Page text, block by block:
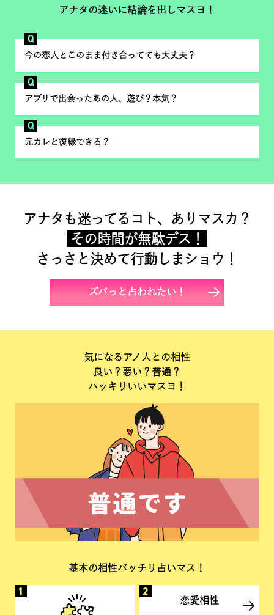
アナタの迷いに結論を出しマスヨ！
Q
今の恋人とこのまま付き合ってても大丈夫？
Q
アプリで出会ったあの人、遊び？本気？
Q
元カレと復縁できる？
アナタも迷ってるコト、ありマスカ？
その時間が無駄デス！
さっさと決めて行動しまショウ！
ズバっと占われたい！
気になるアノ人との相性
良い？悪い？普通？
ハッキリいいマスヨ！
基本の相性バッチリ占いマス！
恋愛相性